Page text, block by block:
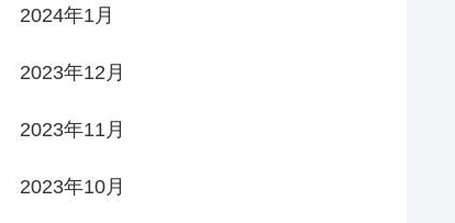
2024年1月
2023年12月
2023年11月
2023年10月